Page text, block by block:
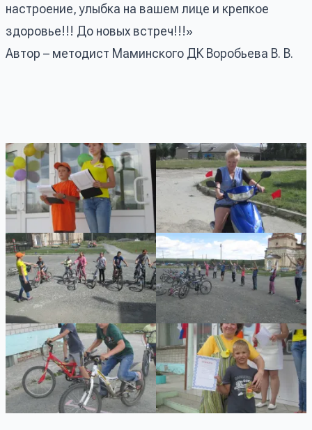
настроение, улыбка на вашем лице и крепкое
здоровье!!! До новых встреч!!!»
Автор – методист Маминского ДК Воробьева В. В.